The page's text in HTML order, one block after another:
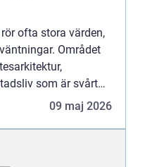
ofta stora värden,
Området
som är svårt
snabb och09 maj 2026